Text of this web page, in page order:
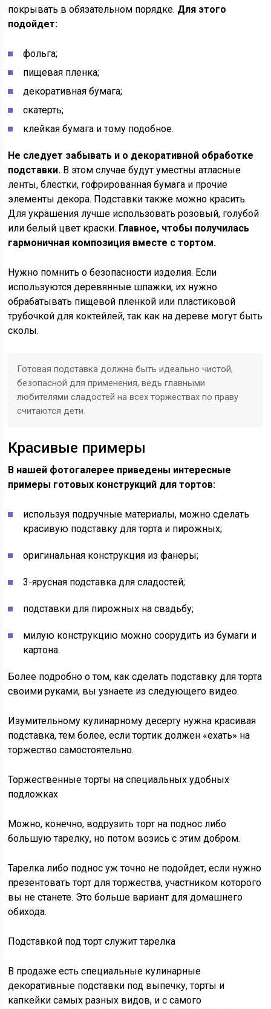
покрывать в обязательном порядке. Для этого
подойдет:
фольга;
пищевая пленка;
декоративная бумага;
скатерть;
клейкая бумага и тому подобное.
Не следует забывать и о декоративной обработке
подставки. В этом случае будут уместны атласные
ленты, блестки, гофрированная бумага и прочие
элементы декора. Подставки также можно красить.
Для украшения лучше использовать розовый, голубой
или белый цвет краски. Главное, чтобы получилась
гармоничная композиция вместе с тортом.
Нужно помнить о безопасности изделия. Если
используются деревянные шпажки, их нужно
обрабатывать пищевой пленкой или пластиковой
трубочкой для коктейлей, так как на дереве могут быть
сколы.
Готовая подставка должна быть идеально чистой,
безопасной для применения, ведь главными
любителями сладостей на всех торжествах по праву
считаются дети.
Красивые примеры
В нашей фотогалерее приведены интересные
примеры готовых конструкций для тортов:
используя подручные материалы, можно сделать
красивую подставку для торта и пирожных;
оригинальная конструкция из фанеры;
3-ярусная подставка для сладостей;
подставки для пирожных на свадьбу;
милую конструкцию можно соорудить из бумаги и
картона.
Более подробно о том, как сделать подставку для торта
своими руками, вы узнаете из следующего видео.
Изумительному кулинарному десерту нужна красивая
подставка, тем более, если тортик должен «ехать» на
торжество самостоятельно.
Торжественные торты на специальных удобных
подложках
Можно, конечно, водрузить торт на поднос либо
большую тарелку, но потом возись с этим добром.
Тарелка либо поднос уж точно не подойдет, если нужно
презентовать торт для торжества, участником которого
вы не станете. Это больше вариант для домашнего
обихода.
Подставкой под торт служит тарелка
В продаже есть специальные кулинарные
декоративные подставки под выпечку, торты и
капкейки самых разных видов, и с самого